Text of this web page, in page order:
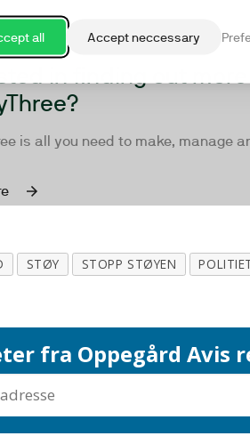
STØY STOPP STØYEN
fra Oppegård Avis